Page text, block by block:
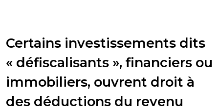
Certains investissements dits
« défiscalisants », financiers ou
immobiliers, ouvrent droit à
des déductions du revenu